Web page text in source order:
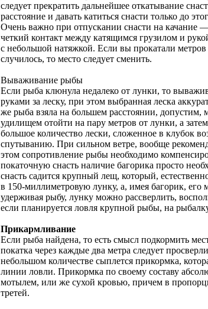
следует прекратить дальнейшее откатывание
расстояние и давать катиться снасти только до
Очень важно при отпускании снасти на качание
четкий контакт между катящимся грузилом и
с небольшой натяжкой. Если вы прокатали метров
случилось, то место следует сменить.
Вываживание рыбы
Если рыба клюнула недалеко от лунки, то
руками за леску, при этом выбранная леска
же рыба взяла на большем расстоянии, допустим,
удилищем отойти на пару метров от лунки, а
большое количество лески, сложенное в клубок
спутыванию. При сильном ветре, вообще
этом сопротивление рыбы необходимо
покаточную снасть наличие багорика просто
снасть садится крупный лещ, который,
в 150-миллиметровую лунку, а, имея багорик, его
удерживая рыбу, лунку можно рассверлить,
если планируется ловля крупной рыбы, на
Прикармливание
Если рыба найдена, то есть смысл подкормить
покатка через каждые два метра следует
небольшом количестве сыплется прикормка,
линии ловли. Прикормка по своему составу
мотылем, или же сухой кровью, причем в
третей.